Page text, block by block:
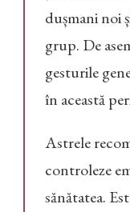
dușmani noi
grup. De
gesturile
în această
Astrele
controleze
sănătatea.